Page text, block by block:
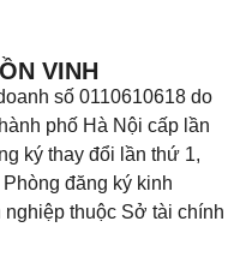
VINH
số 0110610618 do
phố Hà Nội cấp lần
ký thay đổi lần thứ 1,
đăng ký kinh
thuộc Sở tài chính